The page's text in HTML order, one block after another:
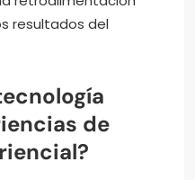
resultados del
de